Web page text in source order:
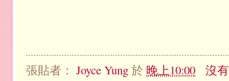
張貼者： Joyce Yung 於 晚上10:00
沒